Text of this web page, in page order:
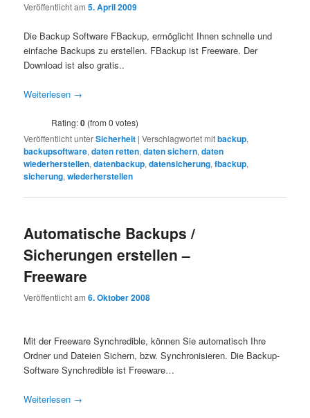
Veröffentlicht am5. April 2009
Die Backup Software FBackup, ermöglicht Ihnen schnelle und
einfache Backups zu erstellen. FBackup ist Freeware. Der
Download ist also gratis..
Weiterlesen →
Rating:0 (from 0 votes)
Veröffentlicht unterSicherheit |Verschlagwortet mitbackup,
backupsoftware,daten retten,daten sichern,daten
wiederherstellen,datenbackup,datensicherung,fbackup,
sicherung,wiederherstellen
Automatische Backups /
Sicherungen erstellen –
Freeware
Veröffentlicht am6. Oktober 2008
Mit der Freeware Synchredible, können Sie automatisch Ihre
Ordner und Dateien Sichern, bzw. Synchronisieren. Die Backup-
Software Synchredible ist Freeware…
Weiterlesen →